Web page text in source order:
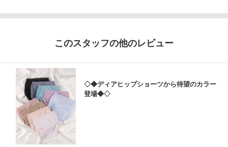
このスタッフの他のレビュー
◇◆ディアヒップショーツから待望のカラー
登場◆◇